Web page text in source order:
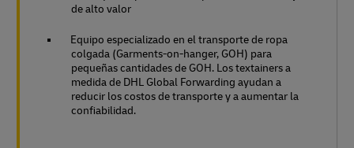
de alto valor
Equipo especializado en el transporte de ropa
colgada (Garments-on-hanger, GOH) para
pequeñas cantidades de GOH. Los textainers a
medida de DHL Global Forwarding ayudan a
reducir los costos de transporte y a aumentar la
confiabilidad.